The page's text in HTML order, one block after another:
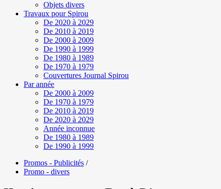
Objets divers
Travaux pour Spirou
De 2020 à 2029
De 2010 à 2019
De 2000 à 2009
De 1990 à 1999
De 1980 à 1989
De 1970 à 1979
Couvertures Journal Spirou
Par année
De 2000 à 2009
De 1970 à 1979
De 2010 à 2019
De 2020 à 2029
Année inconnue
De 1980 à 1989
De 1990 à 1999
Promos - Publicités /
Promo - divers